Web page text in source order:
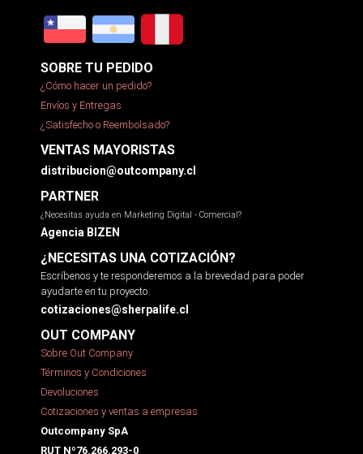
SOBRE TU PEDIDO
¿Cómo hacer un pedido?
Envíos y Entregas
¿Satisfecho o Reembolsado?
VENTAS MAYORISTAS
distribucion@outcompany.cl
PARTNER
¿Necesitas ayuda en Marketing Digital - Comercial?
Agencia BIZEN
¿NECESITAS UNA COTIZACIÓN?
Escríbenos y te responderemos a la brevedad para poder
ayudarte en tu proyecto.
cotizaciones@sherpalife.cl
OUT COMPANY
Sobre Out Company
Términos y Condiciones
Devoluciones
Cotizaciones y ventas a empresas
Outcompany SpA
RUT Nº76.266.293-0